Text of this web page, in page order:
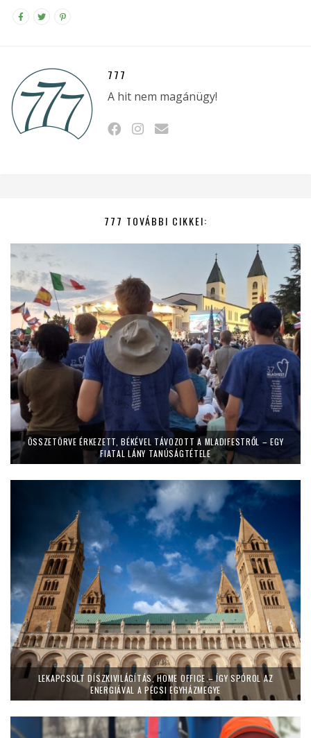
777
A hit nem magánügy!
777 TOVÁBBI CIKKEI:
ÖSSZETÖRVE ÉRKEZETT, BÉKÉVEL TÁVOZOTT A MLADIFESTRŐL – EGY
FIATAL LÁNY TANÚSÁGTÉTELE
LEKAPCSOLT DÍSZKIVILÁGÍTÁS, HOME OFFICE – ÍGY SPÓROL AZ
ENERGIÁVAL A PÉCSI EGYHÁZMEGYE